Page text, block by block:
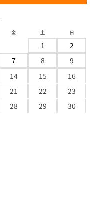
金 土 日
1
2
7 8
9
14 15
16
21 22
23
28 29
30